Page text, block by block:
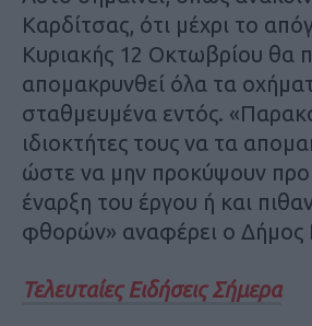
Καρδίτσας, ότι μέχρι το
Κυριακής 12 Οκτωβρίου θα
απομακρυνθεί όλα τα
σταθμευμένα εντός.
ιδιοκτήτες τους να τα
ώστε να μην προκύψουν
έναρξη του έργου ή και
φθορών» αναφέρει ο Δήμος
Τελευταίες Ειδήσεις Σήμερα